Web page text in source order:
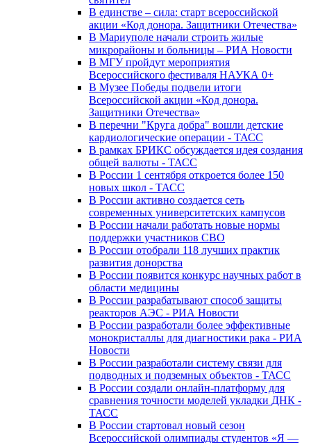
В единстве – сила: старт всероссийской
акции «Код донора. Защитники Отечества»
В Мариуполе начали строить жилые
микрорайоны и больницы – РИА Новости
В МГУ пройдут мероприятия
Всероссийского фестиваля НАУКА 0+
В Музее Победы подвели итоги
Всероссийской акции «Код донора.
Защитники Отечества»
В перечни "Круга добра" вошли детские
кардиологические операции - ТАСС
В рамках БРИКС обсуждается идея создания
общей валюты - ТАСС
В России 1 сентября откроется более 150
новых школ - ТАСС
В России активно создается сеть
современных университетских кампусов
В России начали работать новые нормы
поддержки участников СВО
В России отобрали 118 лучших практик
развития донорства
В России появится конкурс научных работ в
области медицины
В России разрабатывают способ защиты
реакторов АЭС - РИА Новости
В России разработали более эффективные
монокристаллы для диагностики рака - РИА
Новости
В России разработали систему связи для
подводных и подземных объектов - ТАСС
В России создали онлайн-платформу для
сравнения точности моделей укладки ДНК -
ТАСС
В России стартовал новый сезон
Всероссийской олимпиады студентов «Я —